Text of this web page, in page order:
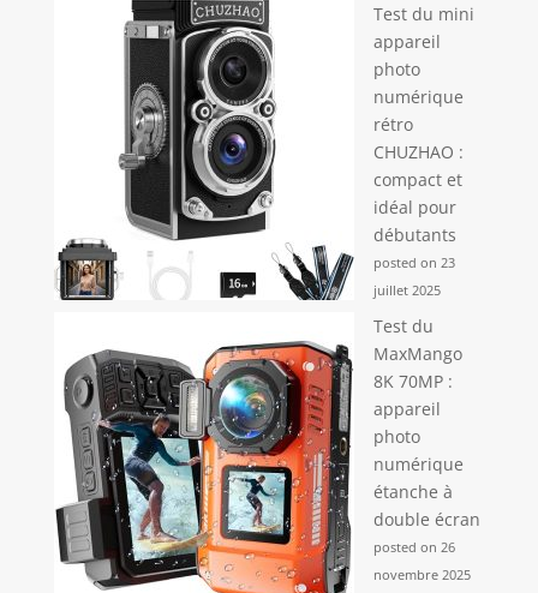
Test du mini
appareil
photo
numérique
rétro
CHUZHAO :
compact et
idéal pour
débutants
posted on 23
juillet 2025
Test du
MaxMango
8K 70MP :
appareil
photo
numérique
étanche à
double écran
posted on 26
novembre 2025